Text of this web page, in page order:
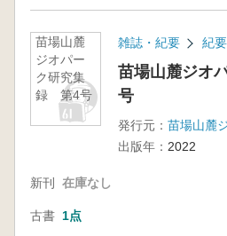
苗場山麓
ジオパー
ク研究集
録 第4号
雑誌・紀要 紀要
苗場山麓ジオ
号
発行元： 苗場山麓
出版年： 2022
新刊 在庫なし
古書 1点